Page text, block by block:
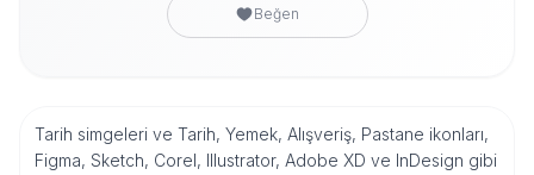
Beğen
Tarih simgeleri ve Tarih, Yemek, Alışveriş, Pastane ikonları,
Figma, Sketch, Corel, Illustrator, Adobe XD ve InDesign gibi